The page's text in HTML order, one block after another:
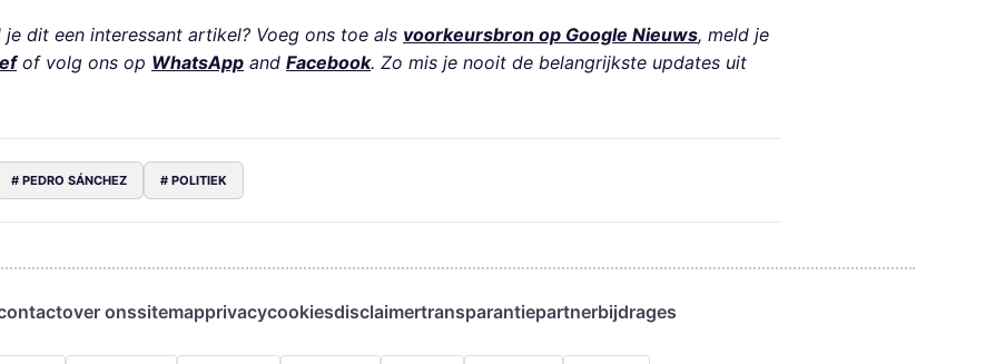
je dit een interessant artikel? Voeg ons toe als voorkeursbron op Google Nieuws, meld je
of volg ons op WhatsApp and Facebook. Zo mis je nooit de belangrijkste updates uit
# PEDRO SÁNCHEZ # POLITIEK
over onssitemapprivacycookiesdisclaimertransparantiepartnerbijdrages